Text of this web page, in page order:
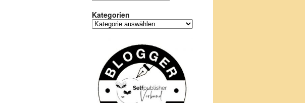
Kategorien
Kategorien